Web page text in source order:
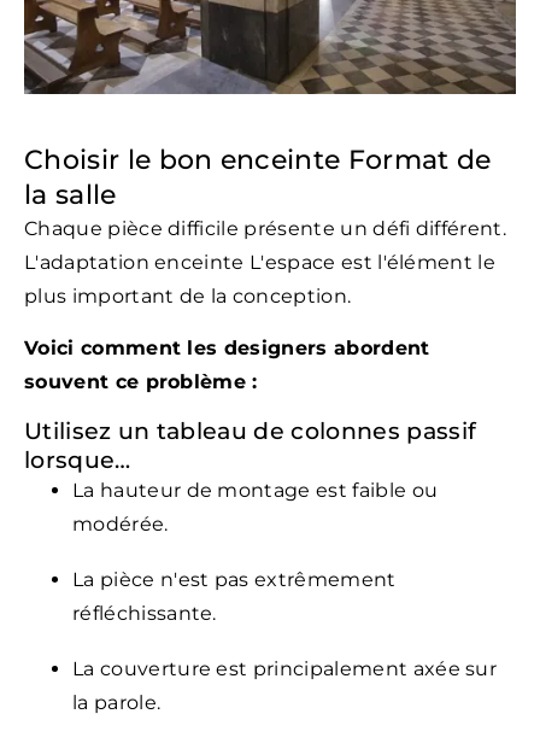
Choisir le bon enceinte Format de
la salle
Chaque pièce difficile présente un défi différent.
L'adaptation enceinte L'espace est l'élément le
plus important de la conception.
Voici comment les designers abordent
souvent ce problème :
Utilisez un tableau de colonnes passif
lorsque…
La hauteur de montage est faible ou
modérée.
La pièce n'est pas extrêmement
réfléchissante.
La couverture est principalement axée sur
la parole.